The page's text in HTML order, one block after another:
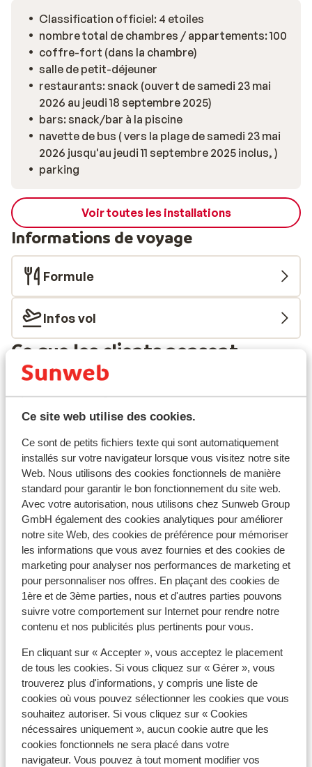
Ce site web utilise des cookies.
Ce sont de petits fichiers texte qui sont automatiquement
installés sur votre navigateur lorsque vous visitez notre site
Web. Nous utilisons des cookies fonctionnels de manière
standard pour garantir le bon fonctionnement du site web.
Avec votre autorisation, nous utilisons chez Sunweb Group
GmbH également des cookies analytiques pour améliorer
notre site Web, des cookies de préférence pour mémoriser
les informations que vous avez fournies et des cookies de
marketing pour analyser nos performances de marketing et
pour personnaliser nos offres. En plaçant des cookies de
1ère et de 3ème parties, nous et d'autres parties pouvons
suivre votre comportement sur Internet pour rendre notre
contenu et nos publicités plus pertinents pour vous.
En cliquant sur « Accepter », vous acceptez le placement
de tous les cookies. Si vous cliquez sur « Gérer », vous
trouverez plus d'informations, y compris une liste de
cookies où vous pouvez sélectionner les cookies que vous
souhaitez autoriser. Si vous cliquez sur « Cookies
nécessaires uniquement », aucun cookie autre que les
cookies fonctionnels ne sera placé dans votre
navigateur. Vous pouvez à tout moment modifier vos
véritable paradis. Jeux sans fin, ateliers créatifs,
danses et tournois sportifs rythment les journées de
plaisir. Pendant qu’ils s’amusent avec de nouveaux
amis, vous pouvez vous détendre au bord de la piscine,
profiter d’un transat ou vous régaler à la snack-bar. Et
le meilleur: tout est à portée de main. Que vous
choisissiez une journée à la piscine, un après-midi à la
mer grâce à la navette ou une courte promenade
jusqu’à la plage, ou encore une balade en soirée vers le
centre, tout est facilement accessible.
Classification officiel: 4 etoiles
nombre total de chambres / appartements: 100
coffre-fort (dans la chambre)
salle de petit-déjeuner
restaurants: snack (ouvert de samedi 23 mai
2026 au jeudi 18 septembre 2025)
bars: snack/bar à la piscine
navette de bus ( vers la plage de samedi 23 mai
2026 jusqu'au jeudi 11 septembre 2025 inclus, )
parking
Voir toutes les installations
Informations de voyage
Formule
Infos vol
Ce que les clients pensent
Malheureusement, il n'y a actuellement aucun avis
Emplacement
Afficher sur la carte
À proximité
Distance de la plage environ 650 mètres (plage de
sable, transats (gratuit) , parasols (gratuit) )
Distance du centre-ville: environ 800 mètres
Distance de l'aéroport environ 105 kilomètres
Distance aux magasins les plus proches environ
500 mètres
Distance à la supérette la plus proche environ 650
mètres
Distance au restaurant le plus proche environ 350
mètres